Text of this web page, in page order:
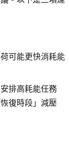
可能更快消耗能
排高耗能任務
復時段」減壓